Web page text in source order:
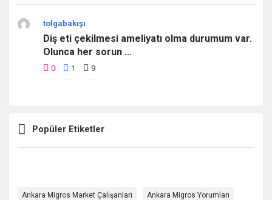
tolgabakışı
Diş eti çekilmesi ameliyatı olma durumum var.
Olunca her sorun ...
0 1 9
Popüler Etiketler
Ankara Migros Market Çalışanları Ankara Migros Yorumları